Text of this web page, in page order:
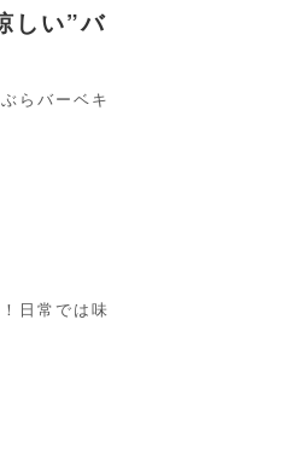
しい”バ
らバーベキ
日常では味